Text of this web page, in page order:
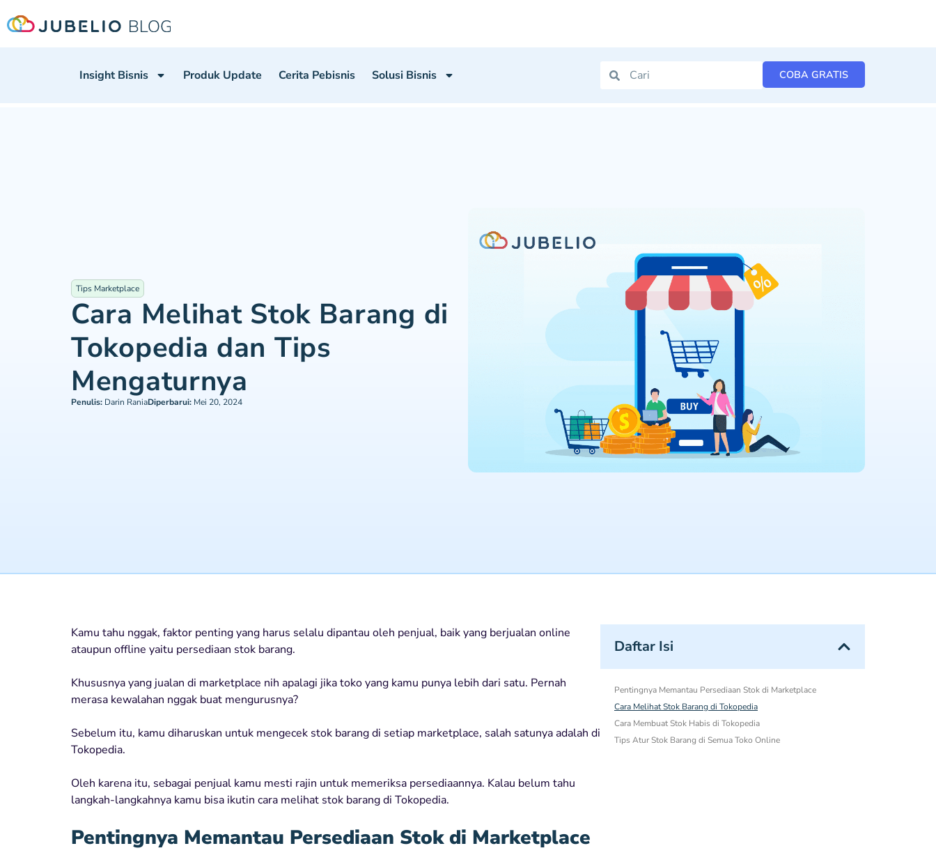
Insight Bisnis Produk Update Cerita Pebisnis Solusi Bisnis COBA GRATIS
Tips Marketplace
Cara Melihat Stok Barang di
Tokopedia dan Tips
Mengaturnya
Penulis: Darin RaniaDiperbarui: Mei 20, 2024
Kamu tahu nggak, faktor penting yang harus selalu dipantau oleh penjual, baik yang berjualan online
ataupun offline yaitu persediaan stok barang.
Khususnya yang jualan di marketplace nih apalagi jika toko yang kamu punya lebih dari satu. Pernah
merasa kewalahan nggak buat mengurusnya?
Sebelum itu, kamu diharuskan untuk mengecek stok barang di setiap marketplace, salah satunya adalah di
Tokopedia.
Oleh karena itu, sebagai penjual kamu mesti rajin untuk memeriksa persediaannya. Kalau belum tahu
langkah-langkahnya kamu bisa ikutin cara melihat stok barang di Tokopedia.
Pentingnya Memantau Persediaan Stok di Marketplace
Daftar Isi
Pentingnya Memantau Persediaan Stok di Marketplace
Cara Melihat Stok Barang di Tokopedia
Cara Membuat Stok Habis di Tokopedia
Tips Atur Stok Barang di Semua Toko Online